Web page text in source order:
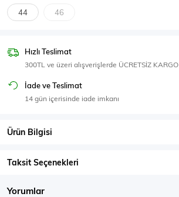
Eşofman Üstü
44 46
Hızlı Teslimat
300TL ve üzeri alışverişlerde ÜCRETSİZ KARGO
İade ve Teslimat
14 gün içerisinde iade imkanı
Ürün Bilgisi
Taksit Seçenekleri
Yorumlar